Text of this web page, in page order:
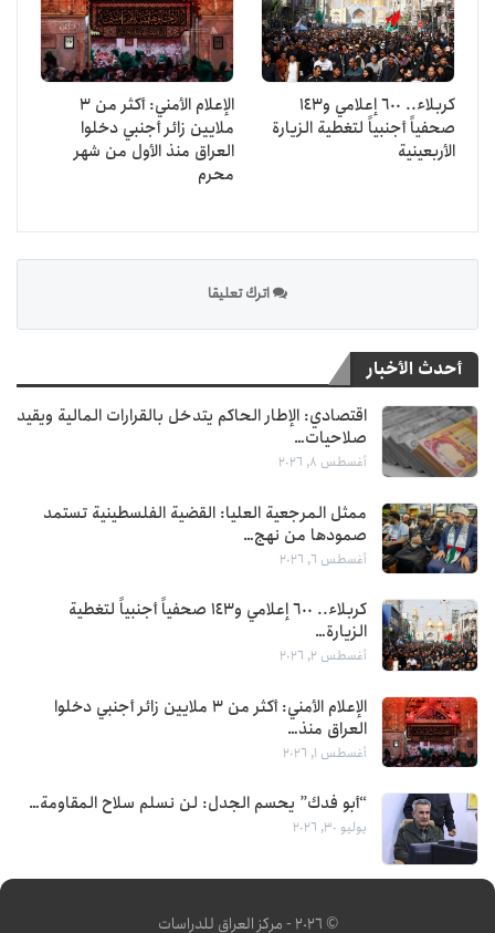
كربلاء.. 600 إعلامي و143
صحفياً أجنبياً لتغطية الزيارة
الأربعينية
الإعلام الأمني: أكثر من 3
ملايين زائر أجنبي دخلوا
العراق منذ الأول من شهر
محرم
اترك تعليقا
أحدث الأخبار
اقتصادي: الإطار الحاكم يتدخل بالقرارات المالية ويقيد
صلاحيات…
أغسطس 8, 2026
ممثل المرجعية العليا: القضية الفلسطينية تستمد
صمودها من نهج…
أغسطس 6, 2026
كربلاء.. 600 إعلامي و143 صحفياً أجنبياً لتغطية
الزيارة…
أغسطس 2, 2026
الإعلام الأمني: أكثر من 3 ملايين زائر أجنبي دخلوا
العراق منذ…
أغسطس 1, 2026
“أبو فدك” يحسم الجدل: لن نسلم سلاح المقاومة…
يوليو 30, 2026
© 2026 - مركز العراق للدراسات